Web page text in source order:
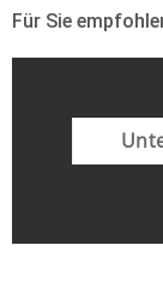
Für Sie